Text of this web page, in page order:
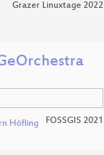
Grazer Linuxtage 2022
Höfling FOSSGIS 2021